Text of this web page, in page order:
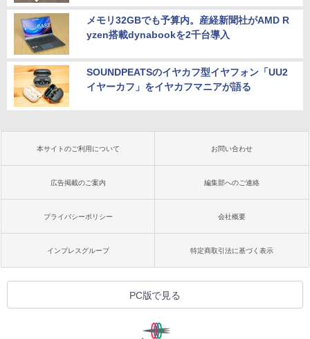
メモリ32GBでも予算内。産経新聞社がAMD R
yzen搭載dynabookを2千台導入
SOUNDPEATSのイヤカフ型イヤフォン「UU2
イヤーカフ」をイヤカフマニアが語る
本サイトのご利用について お問い合わせ
広告掲載のご案内 編集部へのご連絡
プライバシーポリシー 会社概要
インプレスグループ 特定商取引法に基づく表示
PC版で見る